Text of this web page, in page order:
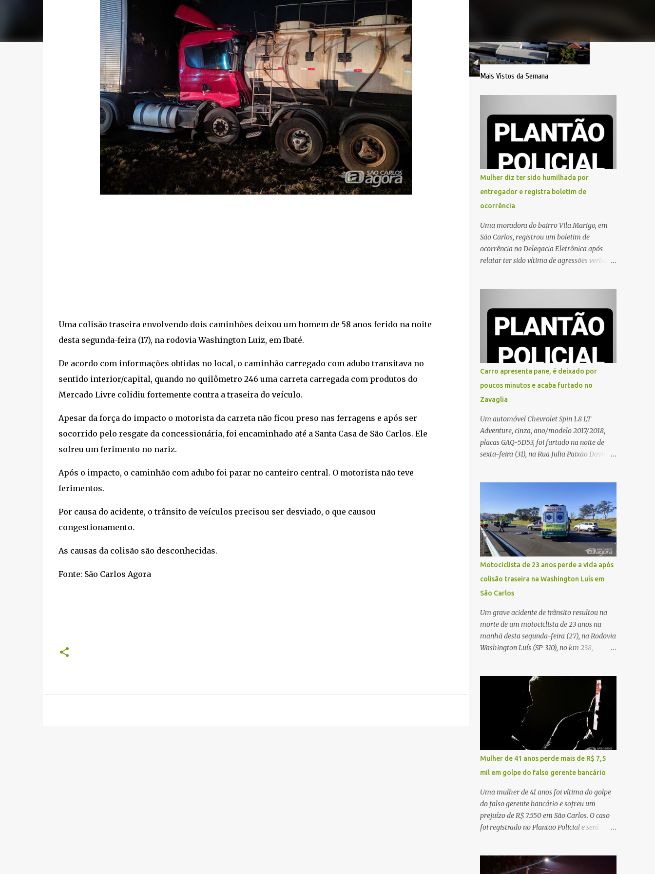
Uma colisão traseira envolvendo dois caminhões deixou um homem de 58 anos ferido na noite
desta segunda-feira (17), na rodovia Washington Luiz, em Ibaté.
De acordo com informações obtidas no local, o caminhão carregado com adubo transitava no
sentido interior/capital, quando no quilômetro 246 uma carreta carregada com produtos do
Mercado Livre colidiu fortemente contra a traseira do veículo.
Apesar da força do impacto o motorista da carreta não ficou preso nas ferragens e após ser
socorrido pelo resgate da concessionária, foi encaminhado até a Santa Casa de São Carlos. Ele
sofreu um ferimento no nariz.
Após o impacto, o caminhão com adubo foi parar no canteiro central. O motorista não teve
ferimentos.
Por causa do acidente, o trânsito de veículos precisou ser desviado, o que causou
congestionamento.
As causas da colisão são desconhecidas.
Fonte: São Carlos Agora
Mais Vistos da Semana
Mulher diz ter sido humilhada por
entregador e registra boletim de
ocorrência
Uma moradora do bairro Vila Marigo, em
São Carlos, registrou um boletim de
ocorrência na Delegacia Eletrônica após
relatar ter sido vítima de agressões verbais
feira (31). A mulher afirmou que o
entregador teria acionado o interfone de
forma equivocada e, em seguida, passou a
atenção de moradores e de pessoas que
estavam nas proximidades. Ainda conforme
o registro policial, a vítima relatou que, ao
receber a entrega, voltou a ser ofendida com
palavras de baixo calão e insultos. Ela
que se sentiu ameaçada, coagida e
humilhada com a situação. Fonte: São
Carlos Agora
Carro apresenta pane, é deixado por
poucos minutos e acaba furtado no
Zavaglia
Um automóvel Chevrolet Spin 1.8 LT
Adventure, cinza, ano/modelo 2017/2018,
placas GAQ-5D53, foi furtado na noite de
sexta-feira (31), na Rua Julia Paixão David,
apresentou uma pane elétrica no painel,
deixando de funcionar e impossibilitando
uma nova partida. Ainda segundo o registro
policial, o condutor estacionou o carro,
certificou-se de que todas as portas estavam
trancadas, permaneceu com a chave de
ignição e se ausentou do local por cerca de
dez minutos para buscar ajuda. Ao retornar,
constatou que o automóvel havia
imediações, mas não conseguiu localizar o
veículo. Conforme o boletim, um menino de
aproximadamente 10 anos relatou ter visto
a Spin passando pelo local fazendo um forte
problema mecânico que o veículo já
apresentava antes do furto. O carro possui
seguro e, segundo a v...
Motociclista de 23 anos perde a vida após
colisão traseira na Washington Luís em
São Carlos
Um grave acidente de trânsito resultou na
morte de um motociclista de 23 anos na
manhã desta segunda-feira (27), na Rodovia
Washington Luís (SP-310), no km 238,
local, a vítima conduzia uma motocicleta
quando acabou colidindo na traseira de um
Jeep Renegade. Segundo relato da condutora
do veículo, o trânsito estava lento e
congestionado devido a obras realizadas na
rodovia, momento em que ocorreu o
impacto. Com a violência da colisão, o
motociclista foi arremessado ao solo.
Testemunhas relataram que o capacete teria
se desprendido durante o acidente. O jovem
sofreu ferimentos gravíssimos e morreu
ainda no local. Equipes de resgate e de
atendimento da concessionária responsável
socorro à vítima. No entanto, o óbito foi
constatado ainda no local do acidente. A
Mulher de 41 anos perde mais de R$ 7,5
mil em golpe do falso gerente bancário
Uma mulher de 41 anos foi vítima do golpe
do falso gerente bancário e sofreu um
prejuízo de R$ 7.550 em São Carlos. O caso
foi registrado no Plantão Policial e será
ocorrência, a vítima recebeu contato pelo